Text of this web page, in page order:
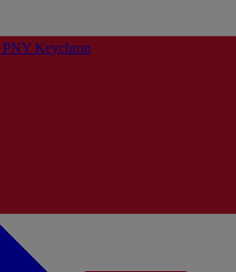
PNY Keychron